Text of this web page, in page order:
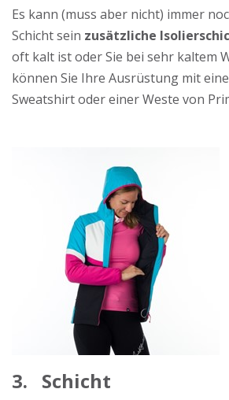
Es kann (muss aber nicht) immer
Schicht sein zusätzliche
oft kalt ist oder Sie bei sehr kaltem
können Sie Ihre Ausrüstung mit
Sweatshirt oder einer Weste von
3. Schicht